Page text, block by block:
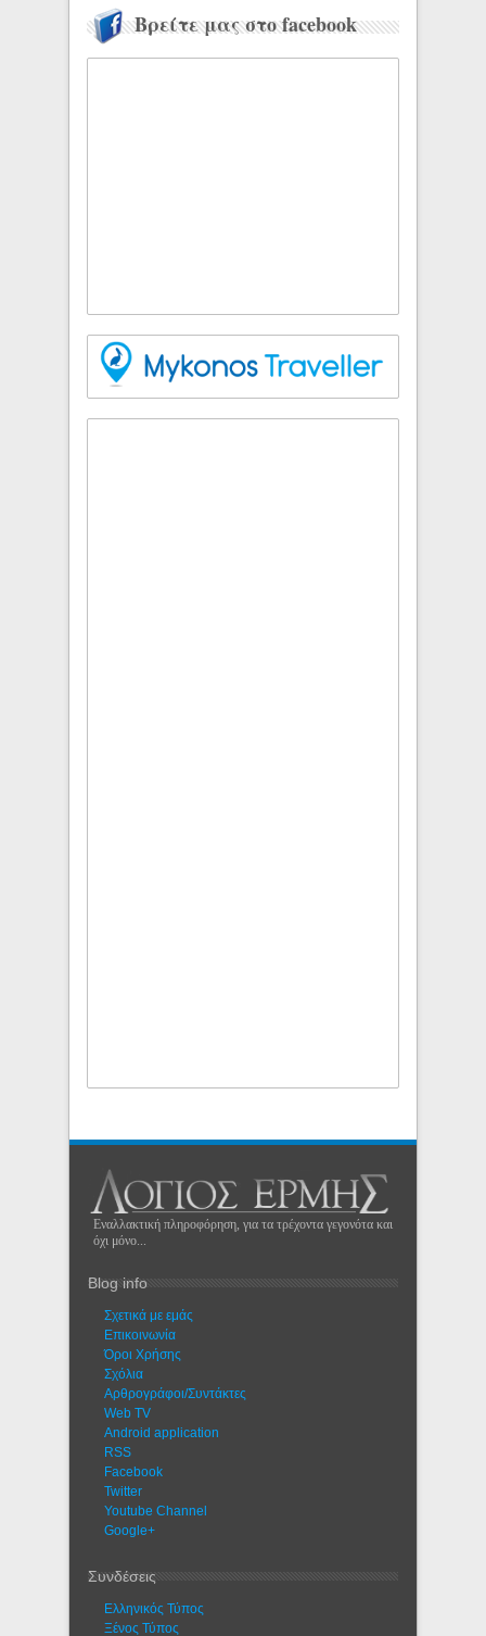
Βρείτε μας στο facebook
Εναλλακτική πληροφόρηση, για τα τρέχοντα γεγονότα και
όχι μόνο...
Blog info
Σχετικά με εμάς
Eπικοινωνία
Όροι Χρήσης
Σχόλια
Αρθρογράφοι/Συντάκτες
Web TV
Android application
RSS
Facebook
Twitter
Youtube Channel
Google+
Συνδέσεις
Ελληνικός Τύπος
Ξένος Τύπος